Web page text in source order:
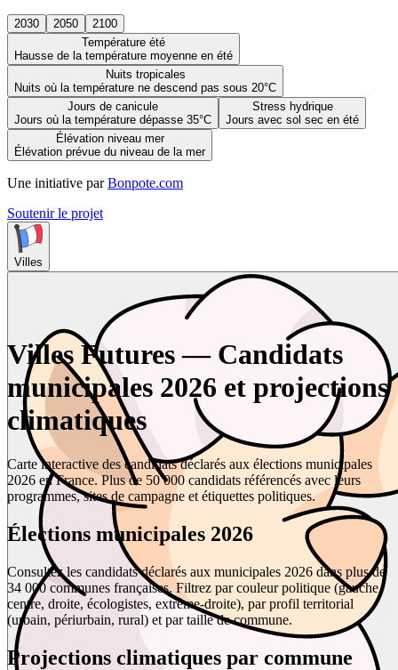
2030 2050
2100
Température été
Hausse de la température moyenne en été
Nuits tropicales
Nuits où la température ne descend pas sous 20°C
Jours de canicule
Jours où la température dépasse 35°C
Stress hydrique
Jours avec sol sec en été
Élévation niveau mer
Élévation prévue du niveau de la mer
Une initiative par Bonpote.com
Soutenir le projet
Villes
Villes Futures — Candidats
municipales 2026 et projections
climatiques
Carte interactive des candidats déclarés aux élections municipales
2026 en France. Plus de 50 000 candidats référencés avec leurs
programmes, sites de campagne et étiquettes politiques.
Élections municipales 2026
Consultez les candidats déclarés aux municipales 2026 dans plus de
34 000 communes françaises. Filtrez par couleur politique (gauche,
centre, droite, écologistes, extrême-droite), par profil territorial
(urbain, périurbain, rural) et par taille de commune.
Projections climatiques par commune